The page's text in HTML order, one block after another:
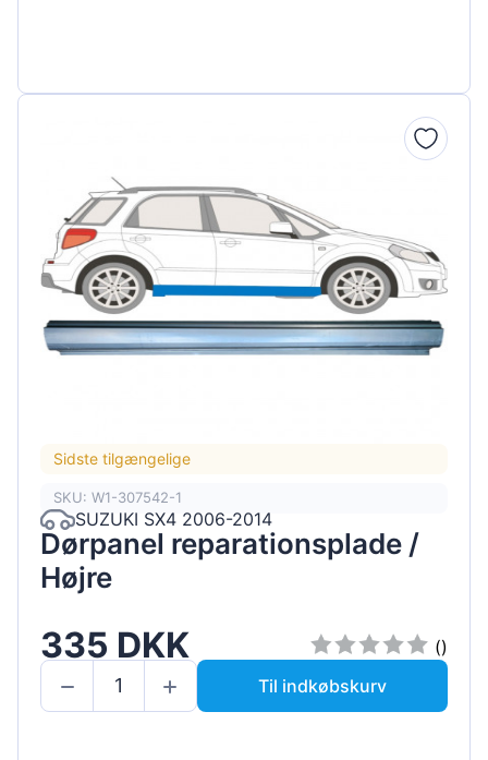
Sidste tilgængelige
SKU: W1-307542-1
SUZUKI SX4 2006-2014
Dørpanel reparationsplade /
Højre
335 DKK
()
Til indkøbskurv